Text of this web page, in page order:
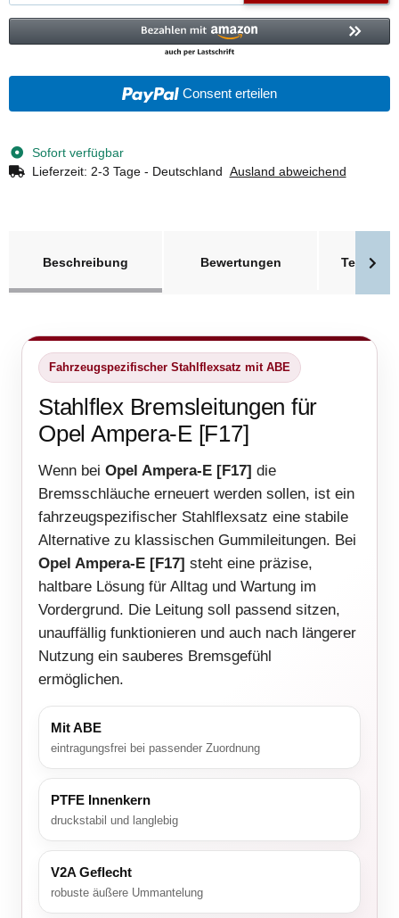
Consent erteilen
Sofort verfügbar
Lieferzeit: 2-3 Tage - Deutschland Ausland abweichend
Beschreibung
Bewertungen
Fahrzeugspezifischer Stahlflexsatz mit ABE
Stahlflex Bremsleitungen für
Opel Ampera-E [F17]
Wenn bei Opel Ampera-E [F17] die
Bremsschläuche erneuert werden sollen, ist ein
fahrzeugspezifischer Stahlflexsatz eine stabile
Alternative zu klassischen Gummileitungen. Bei
Opel Ampera-E [F17] steht eine präzise,
haltbare Lösung für Alltag und Wartung im
Vordergrund. Die Leitung soll passend sitzen,
unauffällig funktionieren und auch nach längerer
Nutzung ein sauberes Bremsgefühl
ermöglichen.
Mit ABE
eintragungsfrei bei passender Zuordnung
PTFE Innenkern
druckstabil und langlebig
V2A Geflecht
robuste äußere Ummantelung